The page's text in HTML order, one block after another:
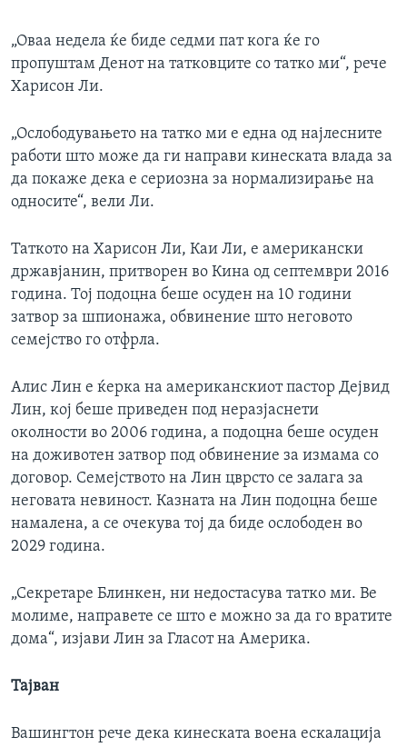
„Оваа недела ќе биде седми пат кога ќе го
пропуштам Денот на татковците со татко ми“, рече
Харисон Ли.
„Ослободувањето на татко ми е една од најлесните
работи што може да ги направи кинеската влада за
да покаже дека е сериозна за нормализирање на
односите“, вели Ли.
Таткото на Харисон Ли, Каи Ли, е американски
државјанин, притворен во Кина од септември 2016
година. Тој подоцна беше осуден на 10 години
затвор за шпионажа, обвинение што неговото
семејство го отфрла.
Алис Лин е ќерка на американскиот пастор Дејвид
Лин, кој беше приведен под неразјаснети
околности во 2006 година, а подоцна беше осуден
на доживотен затвор под обвинение за измама со
договор. Семејството на Лин цврсто се залага за
неговата невиност. Казната на Лин подоцна беше
намалена, а се очекува тој да биде ослободен во
2029 година.
„Секретаре Блинкен, ни недостасува татко ми. Ве
молиме, направете се што е можно за да го вратите
дома“, изјави Лин за Гласот на Америка.
Тајван
Вашингтон рече дека кинеската воена ескалација